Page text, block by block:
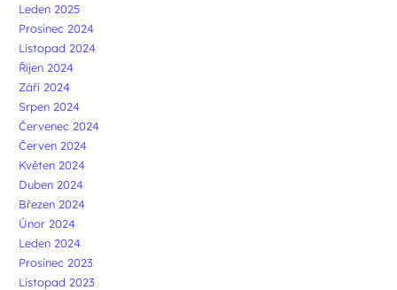
Leden 2025
Prosinec 2024
Listopad 2024
Říjen 2024
Září 2024
Srpen 2024
Červenec 2024
Červen 2024
Květen 2024
Duben 2024
Březen 2024
Únor 2024
Leden 2024
Prosinec 2023
Listopad 2023